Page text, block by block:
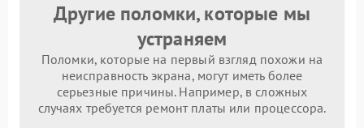
Другие поломки, которые мы
устраняем
Поломки, которые на первый взгляд похожи на
неисправность экрана, могут иметь более
серьезные причины. Например, в сложных
случаях требуется ремонт платы или процессора.